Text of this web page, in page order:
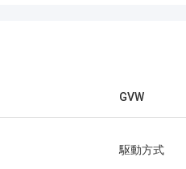
GVW
駆動方式